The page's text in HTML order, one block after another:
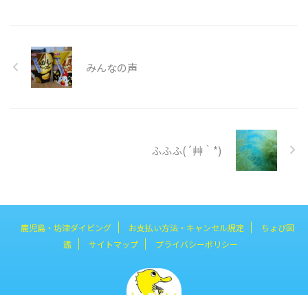
みんなの声
ふふふ(´艸｀*)
鹿児島・坊津ダイビング お支払い方法・キャンセル規定
ちょび図
鑑
サイトマップ プライバシーポリシー